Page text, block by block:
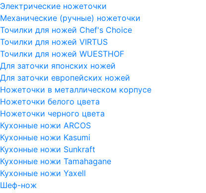
Электрические ножеточки
Механические (ручные) ножеточки
Точилки для ножей Chef's Choice
Точилки для ножей VIRTUS
Точилки для ножей WUESTHOF
Для заточки японских ножей
Для заточки европейских ножей
Ножеточки в металлическом корпусе
Ножеточки белого цвета
Ножеточки черного цвета
Кухонные ножи ARCOS
Кухонные ножи Kasumi
Кухонные ножи Sunkraft
Кухонные ножи Tamahagane
Кухонные ножи Yaxell
Шеф-нож